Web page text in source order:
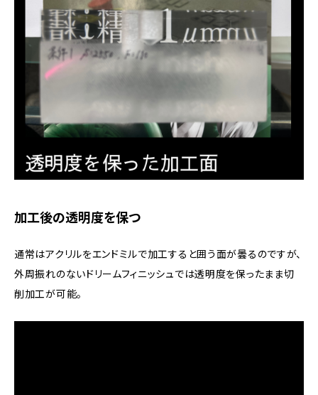
加工後の透明度を保つ
通常はアクリルをエンドミルで加工すると囲う面が曇るのですが、
外周振れのないドリームフィニッシュでは透明度を保ったまま切
削加工が可能。